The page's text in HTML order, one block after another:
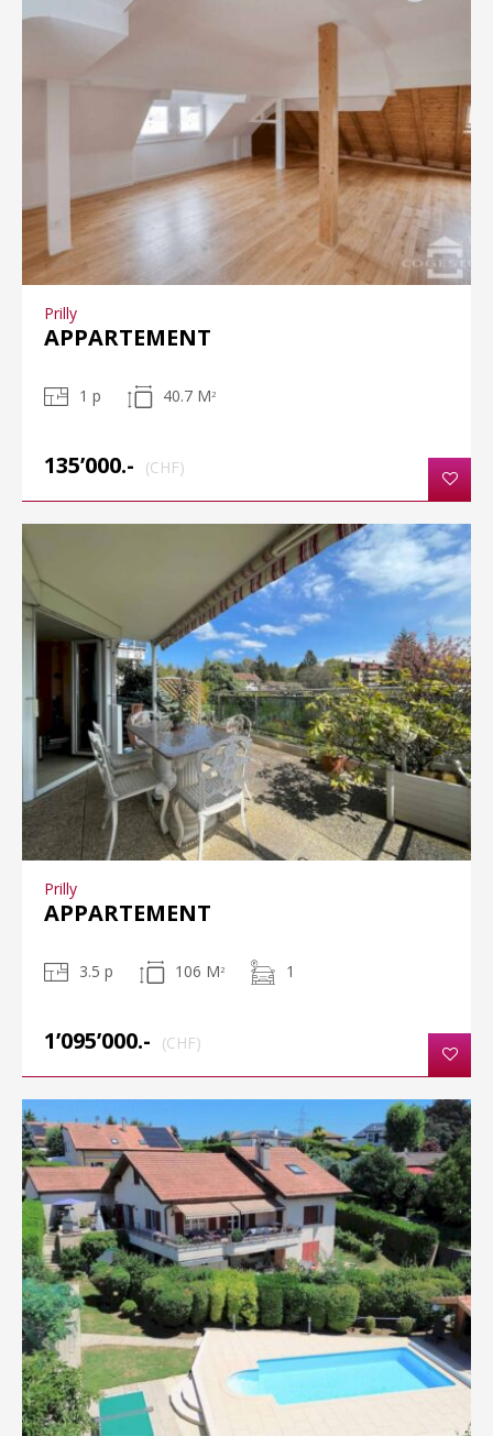
Prilly
APPARTEMENT
1 p 40.7 M 2
135’000.- (CHF)
Prilly
APPARTEMENT
3.5 p 106 M 2 1
1’095’000.- (CHF)